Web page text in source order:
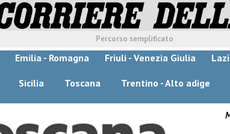
Percorso semplificato
Emilia - Romagna Friuli - Venezia Giulia
Sicilia Toscana Trentino - Alto adige